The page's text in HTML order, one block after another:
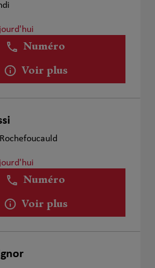
Numéro
Voir plus
Numéro
Voir plus